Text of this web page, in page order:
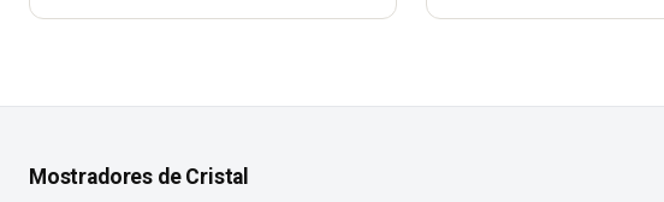
Mostradores de Cristal